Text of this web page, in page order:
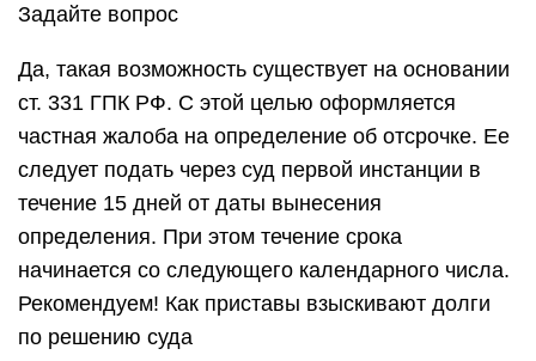
Задайте вопрос
Да, такая возможность существует на основании
ст. 331 ГПК РФ. С этой целью оформляется
частная жалоба на определение об отсрочке. Ее
следует подать через суд первой инстанции в
течение 15 дней от даты вынесения
определения. При этом течение срока
начинается со следующего календарного числа.
Рекомендуем! Как приставы взыскивают долги
по решению суда